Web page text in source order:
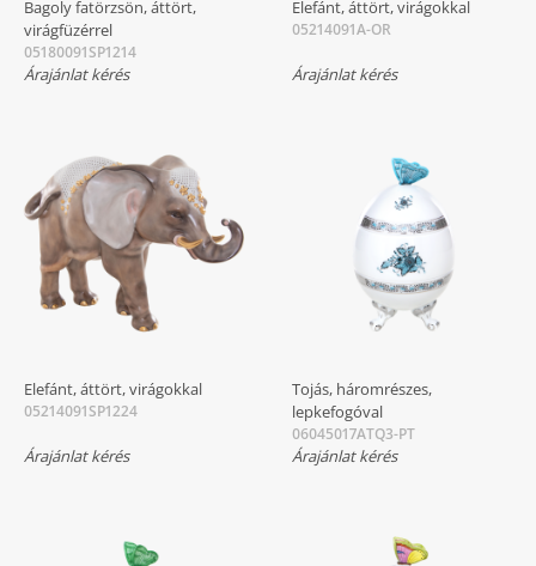
Bagoly fatörzsön, áttört,
virágfüzérrel
05180091SP1214
Árajánlat kérés
Elefánt, áttört, virágokkal
05214091A-OR
Árajánlat kérés
Elefánt, áttört, virágokkal
05214091SP1224
Árajánlat kérés
Tojás, háromrészes,
lepkefogóval
06045017ATQ3-PT
Árajánlat kérés